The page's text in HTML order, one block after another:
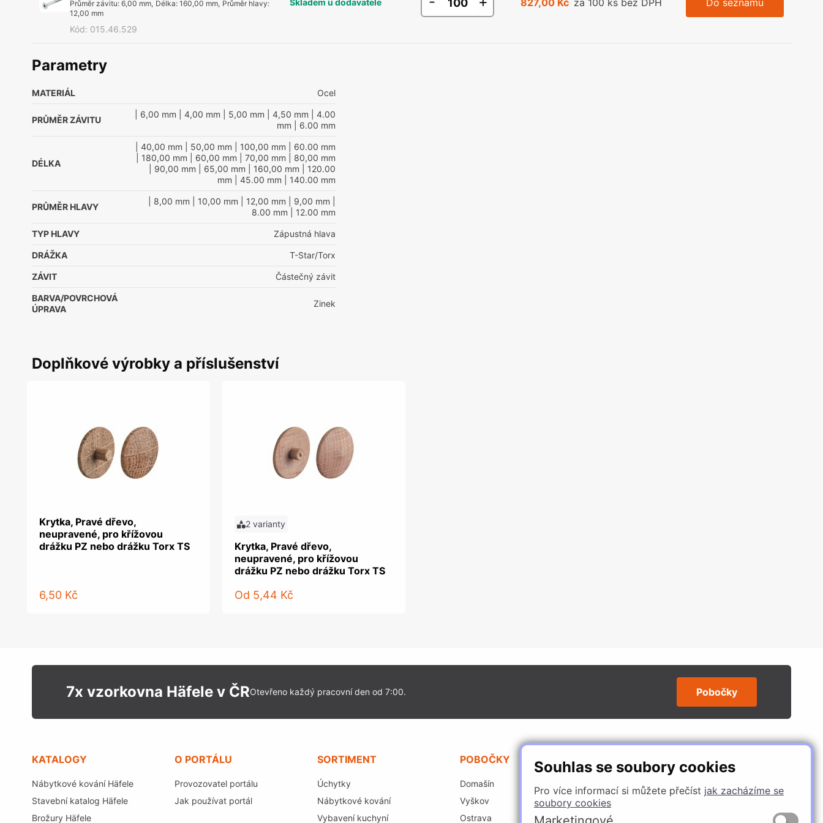
Souhlas se soubory cookies
Pro více informací si můžete přečíst jak zacházíme se
soubory cookies
Průměr závitu: 6,00 mm, Délka: 160,00 mm, Průměr hlavy:
12,00 mm
Kód: 015.46.529
Skladem u dodavatele 827,00 Kč za 100 ks bez DPH Do seznamu
Parametry
MATERIÁL Ocel
PRŮMĚR ZÁVITU
| 6,00 mm | 4,00 mm | 5,00 mm | 4,50 mm | 4.00
mm | 6.00 mm
DÉLKA
| 40,00 mm | 50,00 mm | 100,00 mm | 60.00 mm
| 180,00 mm | 60,00 mm | 70,00 mm | 80,00 mm
| 90,00 mm | 65,00 mm | 160,00 mm | 120.00
mm | 45.00 mm | 140.00 mm
PRŮMĚR HLAVY
| 8,00 mm | 10,00 mm | 12,00 mm | 9,00 mm
8.00 mm | 12.00 mm
TYP HLAVY Zápustná hlava
DRÁŽKA T-Star/Torx
ZÁVIT Částečný závit
BARVA/POVRCHOVÁ
ÚPRAVA
Zinek
Doplňkové výrobky a příslušenství
Krytka, Pravé dřevo,
neupravené, pro křížovou
drážku PZ nebo drážku Torx TS
6,50 Kč
2 varianty
Krytka, Pravé dřevo,
neupravené, pro křížovou
drážku PZ nebo drážku Torx TS
Od 5,44 Kč
7x vzorkovna Häfele v ČROtevřeno každý pracovní den od 7:00. Pobočky
KATALOGY
Nábytkové kování Häfele
Stavební katalog Häfele
Brožury Häfele
O PORTÁLU
Provozovatel portálu
Jak používat portál
SORTIMENT
Úchytky
Nábytkové kování
Vybavení kuchyní
POBOČKY
Domašín
Vyškov
Ostrava
SLEDUJTE NÁS